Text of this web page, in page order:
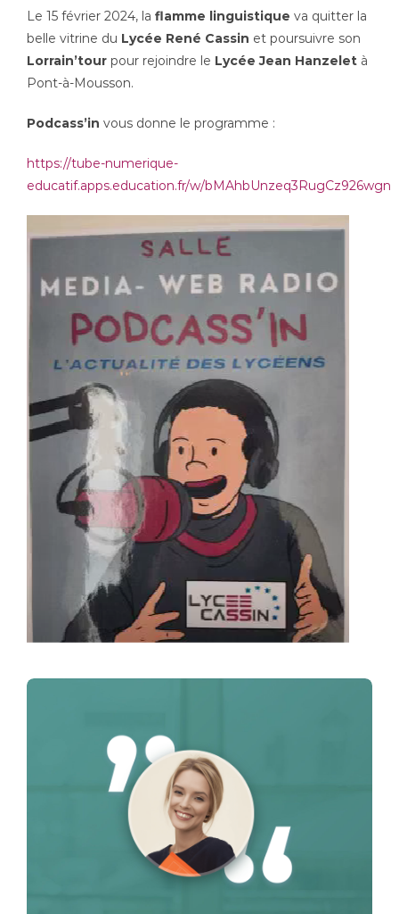
Le 15 février 2024, la flamme linguistique va quitter la
belle vitrine du Lycée René Cassin et poursuivre son
Lorrain’tourpour rejoindre le Lycée Jean Hanzeletà
Pont-à-Mousson.
Podcass’in vous donne le programme :
https://tube-numerique-
educatif.apps.education.fr/w/bMAhbUnzeq3RugCz926wgn